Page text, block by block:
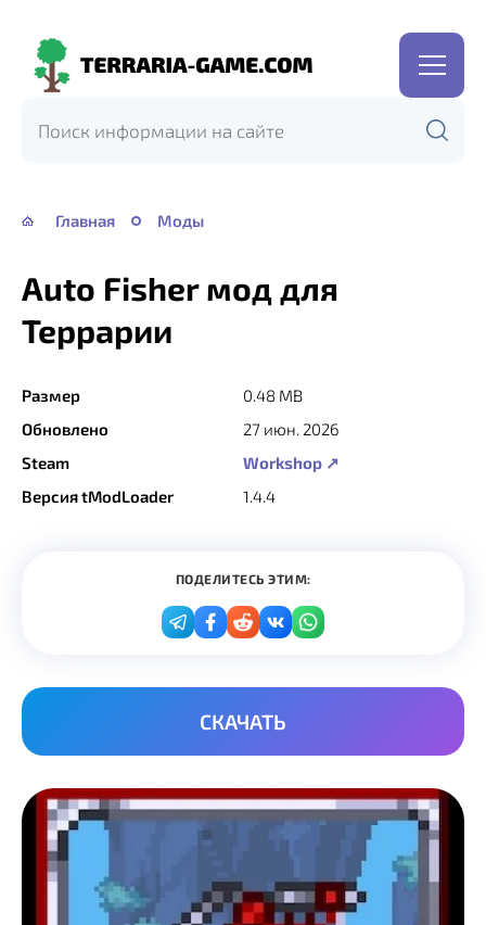
Terraria-
Главная Моды
Auto Fisher мод для
Террарии
Размер
0.48 MB
Обновлено
27 июн. 2026
Steam
Workshop ↗
Версия tModLoader
1.4.4
ПОДЕЛИТЕСЬ ЭТИМ:
СКАЧАТЬ